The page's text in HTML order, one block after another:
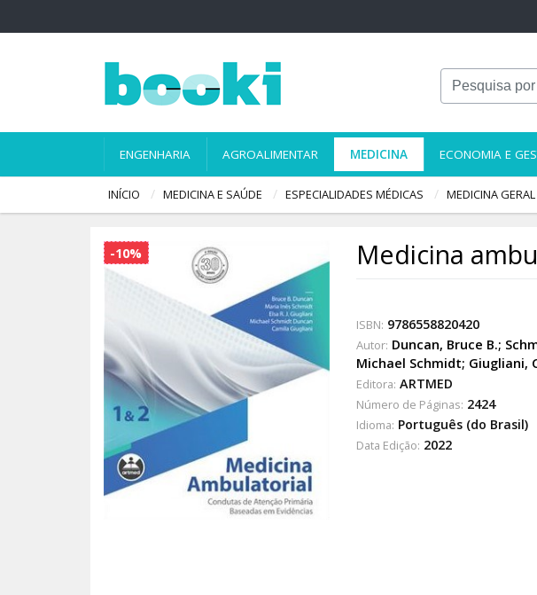
ENGENHARIA AGROALIMENTAR MEDICINA ECONOMIA E
INÍCIO MEDICINA E SAÚDE ESPECIALIDADES MÉDICAS MEDICINA
-10% Medicina
ISBN: 9786558820420
Autor: Duncan, Bruce B.;
Michael Schmidt; Giugliani,
Editora: ARTMED
Número de Páginas: 2424
Idioma: Português (do Brasil)
Data Edição: 2022